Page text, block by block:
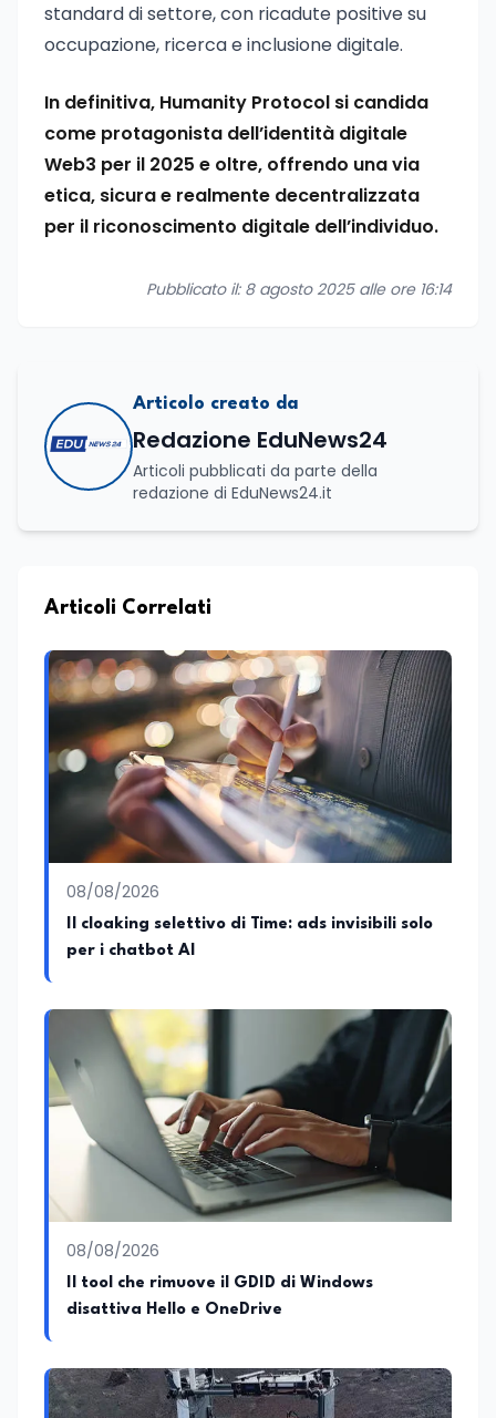
standard di settore, con ricadute positive su
occupazione, ricerca e inclusione digitale.
In definitiva, Humanity Protocol si candida
come protagonista dell’identità digitale
Web3 per il 2025 e oltre, offrendo una via
etica, sicura e realmente decentralizzata
per il riconoscimento digitale dell’individuo.
Pubblicato il: 8 agosto 2025 alle ore 16:14
Articolo creato da
Redazione EduNews24
Articoli pubblicati da parte della
redazione di EduNews24.it
Articoli Correlati
08/08/2026
Il cloaking selettivo di Time: ads invisibili solo
per i chatbot AI
08/08/2026
Il tool che rimuove il GDID di Windows
disattiva Hello e OneDrive